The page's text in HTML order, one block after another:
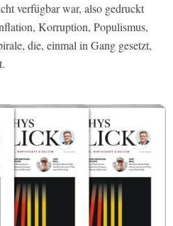
verfügbar war, also gedruckt
Korruption, Populismus,
die, einmal in Gang gesetzt,